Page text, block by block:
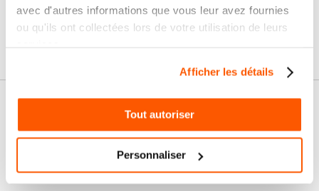
avec d'autres informations que vous leur avez fournies
ou qu'ils ont collectées lors de votre utilisation de leurs
Afficher les détails
Tout autoriser
Personnaliser
Garanties